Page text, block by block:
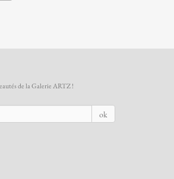
de la Galerie ARTZ !
ok